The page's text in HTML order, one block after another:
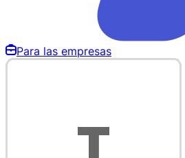
Para las empresas